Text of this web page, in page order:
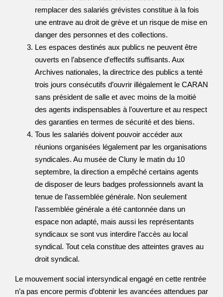
remplacer des salariés grévistes constitue à la fois
une entrave au droit de grève et un risque de mise en
danger des personnes et des collections.
Les espaces destinés aux publics ne peuvent être
ouverts en l’absence d’effectifs suffisants. Aux
Archives nationales, la directrice des publics a tenté
trois jours consécutifs d’ouvrir illégalement le CARAN
sans président de salle et avec moins de la moitié
des agents indispensables à l’ouverture et au respect
des garanties en termes de sécurité et des biens.
Tous les salariés doivent pouvoir accéder aux
réunions organisées légalement par les organisations
syndicales. Au musée de Cluny le matin du 10
septembre, la direction a empêché certains agents
de disposer de leurs badges professionnels avant la
tenue de l’assemblée générale. Non seulement
l’assemblée générale a été cantonnée dans un
espace non adapté, mais aussi les représentants
syndicaux se sont vus interdire l’accès au local
syndical. Tout cela constitue des atteintes graves au
droit syndical.
Le mouvement social intersyndical engagé en cette rentrée
n’a pas encore permis d’obtenir les avancées attendues par